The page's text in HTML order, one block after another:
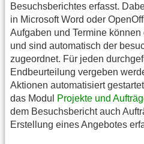
Besuchsberichtes erfasst.
in Microsoft Word oder
Aufgaben und Termine
und sind automatisch der
zugeordnet. Für jeden
Endbeurteilung vergeben
Aktionen automatisiert
das Modul
Projekte und
dem Besuchsbericht auch
Erstellung eines Angebotes